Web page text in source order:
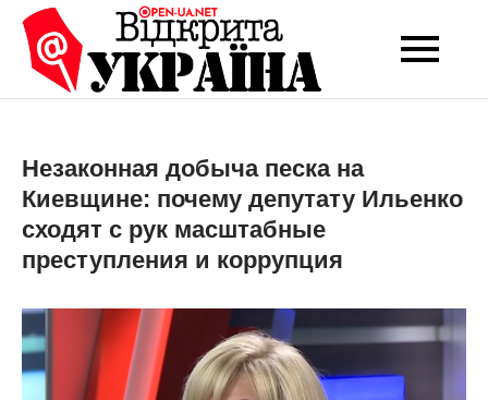
Перейти
вмісту
Open-UA
NET
Це ваше надійне
експертних думок
Незаконная добыча песка на
Киевщине: почему депутату Ильенко
сходят с рук масштабные
преступления и коррупция